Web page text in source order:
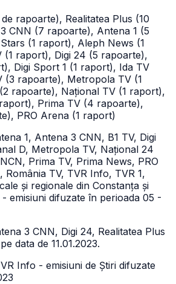
rapoarte), Realitatea Plus (10
CNN (7 rapoarte), Antena 1 (5
(1 raport), Aleph News (1
raport), Digi 24 (5 rapoarte),
Digi Sport 1 (1 raport), Ida TV
(3 rapoarte), Metropola TV (1
rapoarte), Național TV (1 raport),
Prima TV (4 rapoarte),
PRO Arena (1 raport)
1, Antena 3 CNN, B1 TV, Digi
D, Metropola TV, Național 24
Prima TV, Prima News, PRO
România TV, TVR Info, TVR 1,
și regionale din Constanța și
emisiuni difuzate în perioada 05 -
3 CNN, Digi 24, Realitatea Plus
data de 11.01.2023.
Info - emisiuni de Știri difuzate